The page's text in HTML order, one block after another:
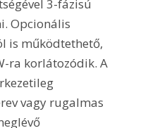
3-fázisú
Opcionális
is működtethető,
ra korlátozódik. A
vagy rugalmas